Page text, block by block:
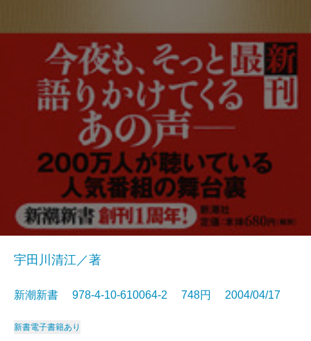
宇田川清江／著
新潮新書 978-4-10-610064-2 748円 2004/04/17
新書電子書籍あり